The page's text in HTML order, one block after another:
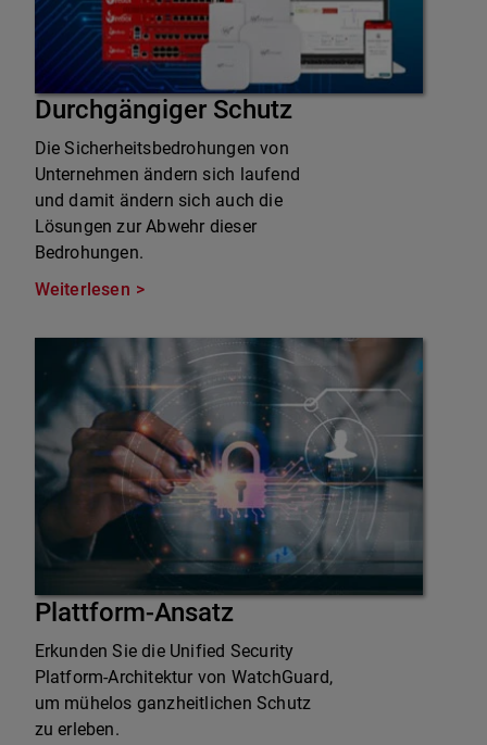
Durchgängiger Schutz
Die Sicherheitsbedrohungen von
Unternehmen ändern sich laufend
und damit ändern sich auch die
Lösungen zur Abwehr dieser
Bedrohungen.
Weiterlesen
Plattform-Ansatz
Erkunden Sie die Unified Security
Platform-Architektur von WatchGuard,
um mühelos ganzheitlichen Schutz
zu erleben.